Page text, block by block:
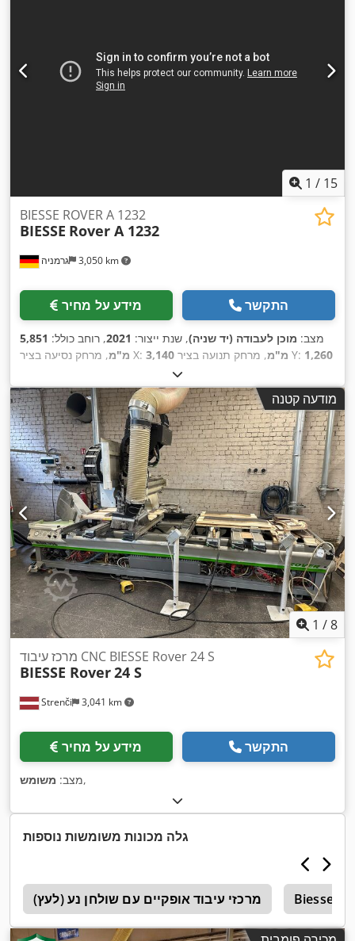
1 / 15
גרמניה 3,050 km
BIESSE ROVER A 1232
BIESSE Rover A 1232
מידע על מחיר התקשר
מצב: מוכן לעבודה (יד שניה), שנת ייצור: 2021, רוחב כולל: 5,851
מ"מ , מרחק נסיעה בציר X: 3,140 מ"מ , מרחק תנועה בציר Y: 1,260
, יצרן
בקרים:BIESSE , דגם בקר:HH660 PC-based control, הספק
מנוע הציר:13,200 וואט , אורך מוצר (מקסימום): 7,116 מ"מ
,
מהירות ציר (מקסימלית):24,000 סל"ד , מספר צירים:4 ,
מודעה קטנה
1 /8
Strenči 3,041 km
מרכז עיבוד CNC BIESSE Rover 24 S
BIESSE Rover24 S
מידע על מחיר התקשר
מצב: משומש ,
גלה מכונות משומשות נוספות
מרכזי עיבוד אופקיים עם שולחן נע (לעץ) Biesse